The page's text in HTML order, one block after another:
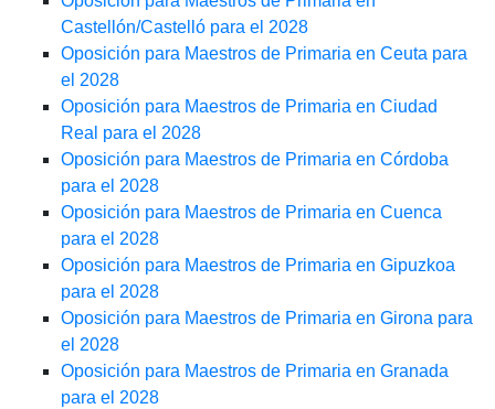
Castellón/Castelló para el 2028
Oposición para Maestros de Primaria en Ceuta para
el 2028
Oposición para Maestros de Primaria en Ciudad
Real para el 2028
Oposición para Maestros de Primaria en Córdoba
para el 2028
Oposición para Maestros de Primaria en Cuenca
para el 2028
Oposición para Maestros de Primaria en Gipuzkoa
para el 2028
Oposición para Maestros de Primaria en Girona para
el 2028
Oposición para Maestros de Primaria en Granada
para el 2028